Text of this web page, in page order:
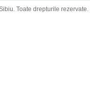
Toate drepturile rezervate.